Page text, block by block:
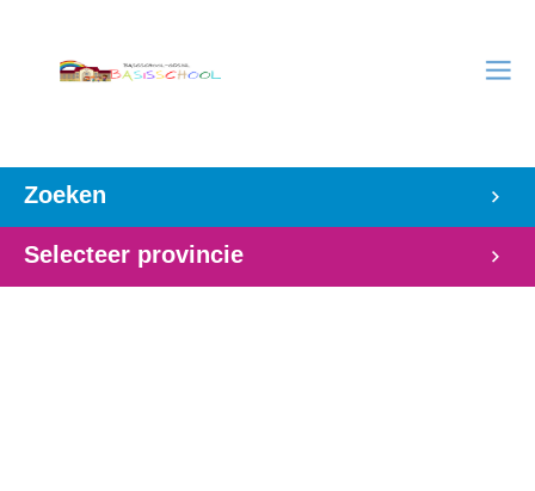
Zoeken
Selecteer provincie